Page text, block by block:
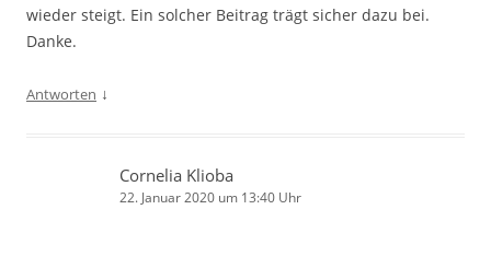
wieder steigt. Ein solcher Beitrag trägt sicher dazu bei.
Danke.
Antworten ↓
Cornelia Klioba
22. Januar 2020 um 13:40 Uhr